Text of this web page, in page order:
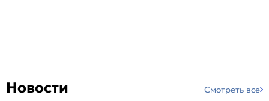
Новости Смотреть все